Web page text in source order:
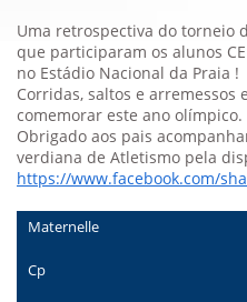
Uma retrospectiva do torneio
que participaram os alunos
no Estádio Nacional da Praia !
Corridas, saltos e arremessos
comemorar este ano olímpico.
Obrigado aos pais
verdiana de Atletismo pela
https://www.facebook.com/
Maternelle
Cp